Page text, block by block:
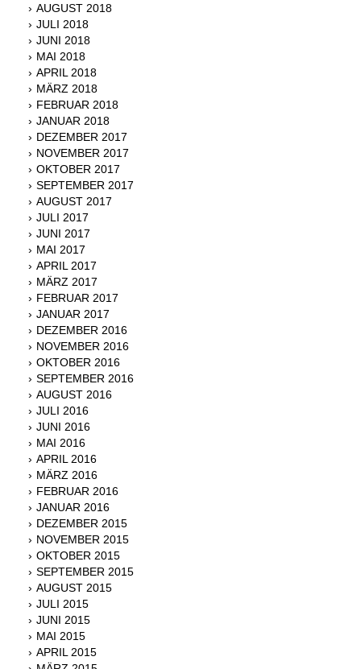
AUGUST 2018
JULI 2018
JUNI 2018
MAI 2018
APRIL 2018
MÄRZ 2018
FEBRUAR 2018
JANUAR 2018
DEZEMBER 2017
NOVEMBER 2017
OKTOBER 2017
SEPTEMBER 2017
AUGUST 2017
JULI 2017
JUNI 2017
MAI 2017
APRIL 2017
MÄRZ 2017
FEBRUAR 2017
JANUAR 2017
DEZEMBER 2016
NOVEMBER 2016
OKTOBER 2016
SEPTEMBER 2016
AUGUST 2016
JULI 2016
JUNI 2016
MAI 2016
APRIL 2016
MÄRZ 2016
FEBRUAR 2016
JANUAR 2016
DEZEMBER 2015
NOVEMBER 2015
OKTOBER 2015
SEPTEMBER 2015
AUGUST 2015
JULI 2015
JUNI 2015
MAI 2015
APRIL 2015